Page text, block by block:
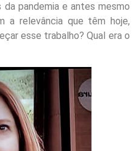
pandemia e antes mesmo
a relevância que têm hoje,
esse trabalho? Qual era o